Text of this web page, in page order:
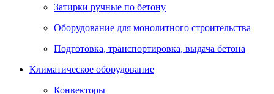
Затирки ручные по бетону
Оборудование для монолитного строительства
Подготовка, транспортировка, выдача бетона
Климатическое оборудование
Конвекторы